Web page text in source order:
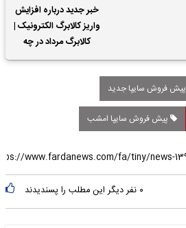
خبر جدید درباره افزایش
واریز کالابرگ الکترونیک |
کالابرگ مرداد در چه
تاریخی واریز خواهد شد؟
پیش فروش سایپا جدید
پیش فروش سایپا امشب
۰ نفر دیگر این مطلب را پسندیدند